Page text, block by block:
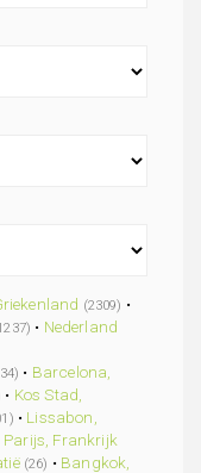
(2309) •
• Nederland
• Barcelona,
• Kos Stad,
• Lissabon,
Parijs, Frankrijk
(26) • Bangkok,